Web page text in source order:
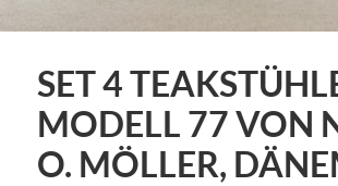
SET 4
MODELL 77 VON
O. MÖLLER,